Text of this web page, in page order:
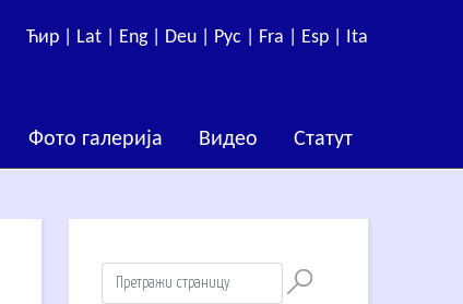
Ћир | Lat | Eng | Deu | Рус | Fra | Esp | Ita
Фото галерија Видео Статут